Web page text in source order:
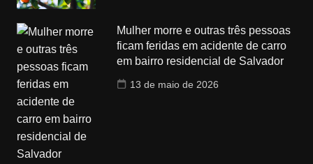
Mulher morre e outras três pessoas
ficam feridas em acidente de carro
em bairro residencial de Salvador
13 de maio de 2026